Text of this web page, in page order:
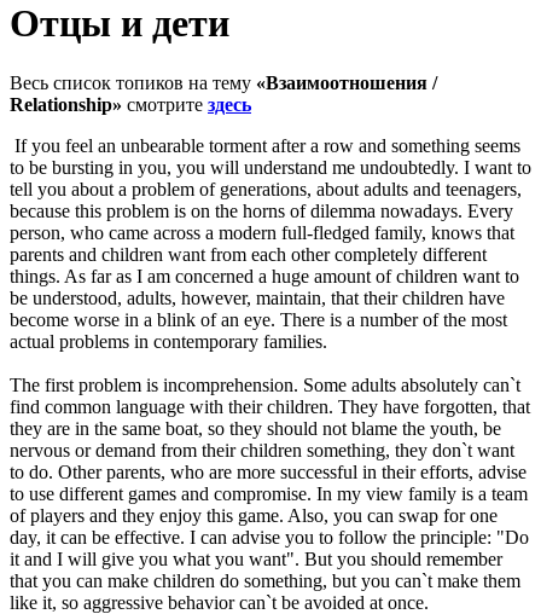
Отцы и дети
Весь список топиков на тему «Взаимоотношения /
Relationship» смотрите здесь
If you feel an unbearable torment after a row and something seems
to be bursting in you, you will understand me undoubtedly. I want to
tell you about a problem of generations, about adults and teenagers,
because this problem is on the horns of dilemma nowadays. Every
person, who came across a modern full-fledged family, knows that
parents and children want from each other completely different
things. As far as I am concerned a huge amount of children want to
be understood, adults, however, maintain, that their children have
become worse in a blink of an eye. There is a number of the most
actual problems in contemporary families.
The first problem is incomprehension. Some adults absolutely can`t
find common language with their children. They have forgotten, that
they are in the same boat, so they should not blame the youth, be
nervous or demand from their children something, they don`t want
to do. Other parents, who are more successful in their efforts, advise
to use different games and compromise. In my view family is a team
of players and they enjoy this game. Also, you can swap for one
day, it can be effective. I can advise you to follow the principle: "Do
it and I will give you what you want". But you should remember
that you can make children do something, but you can`t make them
like it, so aggressive behavior can`t be avoided at once.